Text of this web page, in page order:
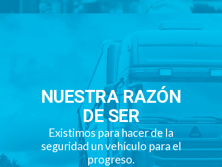
NUESTRA RAZÓN
DE SER
Existimos para hacer de la
seguridad un vehículo para el
progreso.